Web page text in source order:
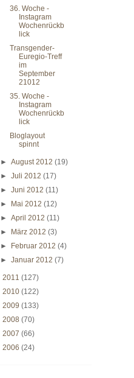
36. Woche -
Instagram
Wochenrückb
lick
Transgender-
Euregio-Treff
im
September
21012
35. Woche -
Instagram
Wochenrückb
lick
Bloglayout
spinnt
►August 2012(19)
►Juli 2012(17)
►Juni 2012(11)
►
Mai 2012(12)
►April 2012(11)
►
März 2012(3)
►
Februar 2012(4)
►Januar 2012(7)
2011 (127)
2010 (122)
2009 (133)
2008 (70)
2007 (66)
2006 (24)